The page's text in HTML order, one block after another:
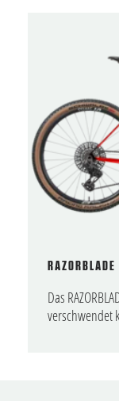
RAZORBLADE
Das
verschwendet